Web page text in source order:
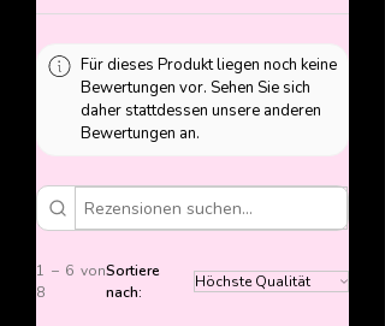
Für dieses Produkt liegen noch keine
Bewertungen vor. Sehen Sie sich
daher stattdessen unsere anderen
Bewertungen an.
1 – 6 von
8
Sortiere
nach: